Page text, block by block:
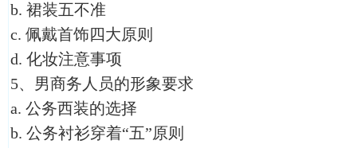
b. 裙装五不准
c. 佩戴首饰四大原则
d. 化妆注意事项
5、男商务人员的形象要求
a. 公务西装的选择
b. 公务衬衫穿着“五”原则